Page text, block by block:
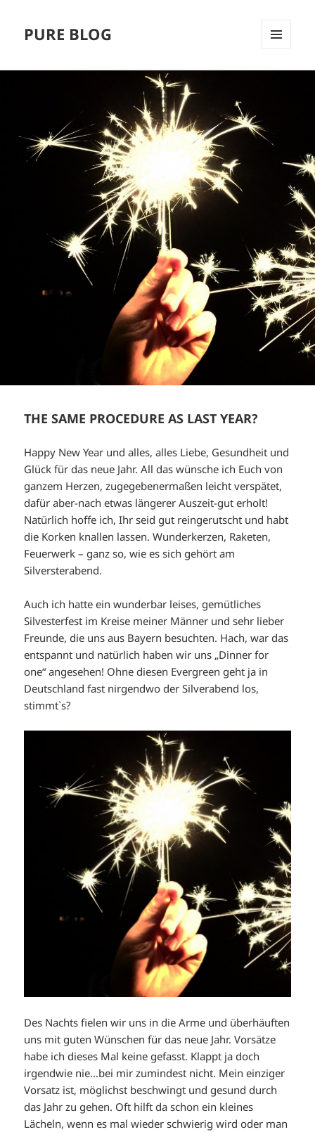
PURE BLOG
UND
THE SAME PROCEDURE AS LAST YEAR?
Happy New Year und alles, alles Liebe, Gesundheit und
Glück für das neue Jahr. All das wünsche ich Euch von
ganzem Herzen, zugegebenermaßen leicht verspätet,
dafür aber-nach etwas längerer Auszeit-gut erholt!
Natürlich hoffe ich, Ihr seid gut reingerutscht und habt
die Korken knallen lassen. Wunderkerzen, Raketen,
Feuerwerk – ganz so, wie es sich gehört am
Silversterabend.
Auch ich hatte ein wunderbar leises, gemütliches
Silvesterfest im Kreise meiner Männer und sehr lieber
Freunde, die uns aus Bayern besuchten. Hach, war das
entspannt und natürlich haben wir uns „Dinner for
one“ angesehen! Ohne diesen Evergreen geht ja in
Deutschland fast nirgendwo der Silverabend los,
stimmt`s?
Des Nachts fielen wir uns in die Arme und überhäuften
uns mit guten Wünschen für das neue Jahr. Vorsätze
habe ich dieses Mal keine gefasst. Klappt ja doch
irgendwie nie…bei mir zumindest nicht. Mein einziger
Vorsatz ist, möglichst beschwingt und gesund durch
das Jahr zu gehen. Oft hilft da schon ein kleines
Lächeln, wenn es mal wieder schwierig wird oder man